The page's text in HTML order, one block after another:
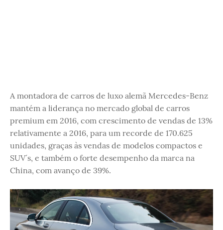
A montadora de carros de luxo alemã Mercedes-Benz
mantém a liderança no mercado global de carros
premium em 2016, com crescimento de vendas de 13%
relativamente a 2016, para um recorde de 170.625
unidades, graças às vendas de modelos compactos e
SUV´s, e também o forte desempenho da marca na
China, com avanço de 39%.